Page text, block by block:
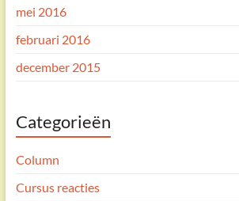
mei 2016
februari 2016
december 2015
Categorieën
Column
Cursus reacties